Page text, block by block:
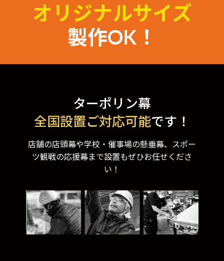
オリジナルサイズ
製作OK！
ターポリン幕
全国設置ご対応可能です！
店舗の店頭幕や学校・催事場の懸垂幕、スポー
ツ観戦の応援幕まで設置もぜひお任せくださ
い！